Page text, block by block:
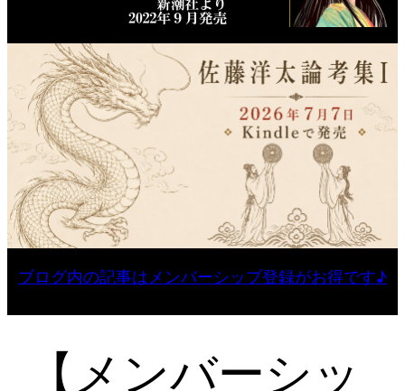
ブログ内の記事はメンバーシップ登録がお得です♪
【メンバーシッ